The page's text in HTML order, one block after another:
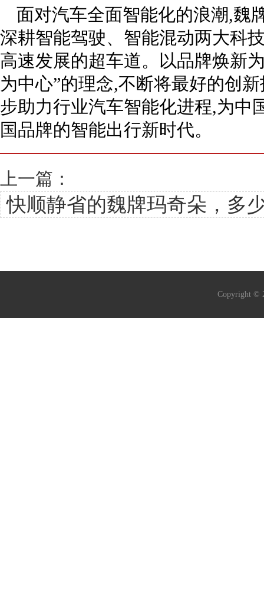
面对汽车全面智能化的浪潮,魏
深耕智能驾驶、智能混动两大科
高速发展的超车道。以品牌焕新
为中心”的理念,不断将最好的创
步助力行业汽车智能化进程,为中
国品牌的智能出行新时代。
上一篇：
快顺静省的魏牌玛奇朵，多
Copyright ©